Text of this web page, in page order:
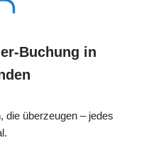
Buchung in
die überzeugen – jedes